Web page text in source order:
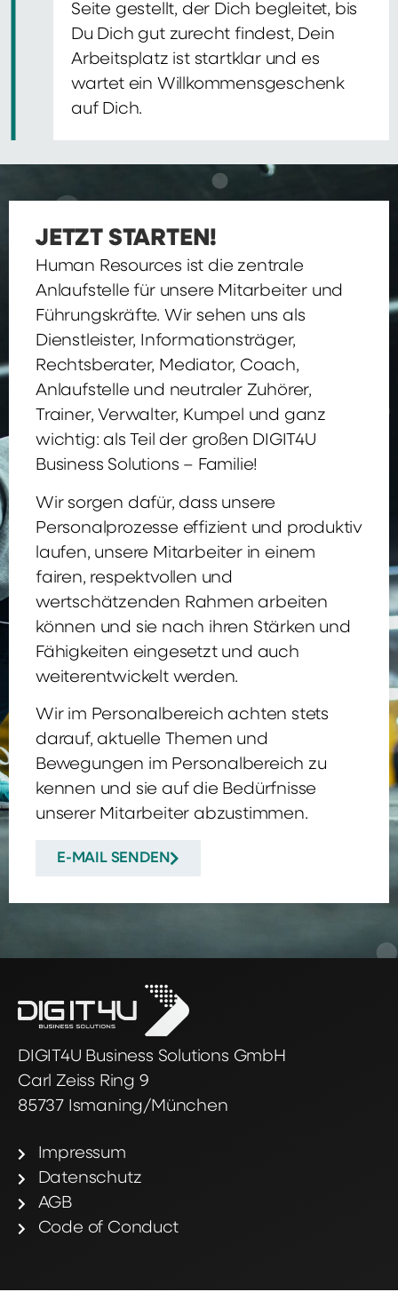
Seite gestellt, der Dich begleitet, bis
Du Dich gut zurecht findest, Dein
Arbeitsplatz ist startklar und es
wartet ein Willkommensgeschenk
auf Dich.
JETZT STARTEN!
Human Resources ist die zentrale
Anlaufstelle für unsere Mitarbeiter und
Führungskräfte. Wir sehen uns als
Dienstleister, Informationsträger,
Rechtsberater, Mediator, Coach,
Anlaufstelle und neutraler Zuhörer,
Trainer, Verwalter, Kumpel und ganz
wichtig: als Teil der großen DIGIT4U
Business Solutions – Familie!
Wir sorgen dafür, dass unsere
Personalprozesse effizient und produktiv
laufen, unsere Mitarbeiter in einem
fairen, respektvollen und
wertschätzenden Rahmen arbeiten
können und sie nach ihren Stärken und
Fähigkeiten eingesetzt und auch
weiterentwickelt werden.
Wir im Personalbereich achten stets
darauf, aktuelle Themen und
Bewegungen im Personalbereich zu
kennen und sie auf die Bedürfnisse
unserer Mitarbeiter abzustimmen.
E-MAIL SENDEN
DIGIT4U Business Solutions GmbH
Carl Zeiss Ring 9
85737 Ismaning/München
Impressum
Datenschutz
AGB
Code of Conduct